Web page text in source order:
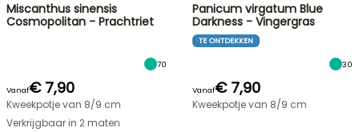
Miscanthus sinensis
Cosmopolitan - Prachtriet
70
Vanaf€ 7,90
Kweekpotje van 8/9 cm
Verkrijgbaar in 2 maten
Panicum virgatum Blue
Darkness - Vingergras
TE ONTDEKKEN
30
Vanaf€ 7,90
Kweekpotje van 8/9 cm